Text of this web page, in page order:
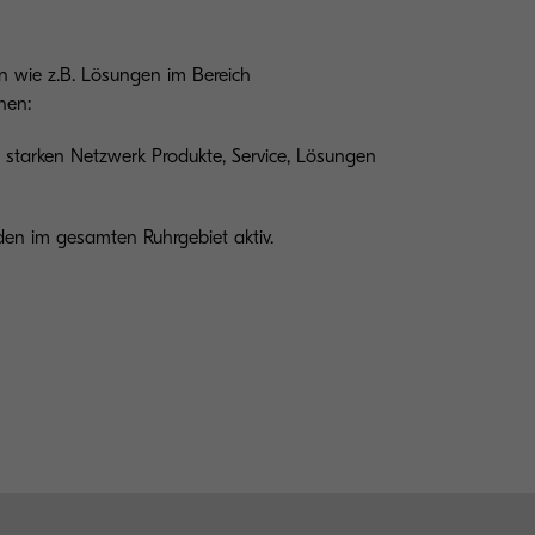
z.B. Lösungen im Bereich
Netzwerk Produkte, Service, Lösungen
im gesamten Ruhrgebiet aktiv.